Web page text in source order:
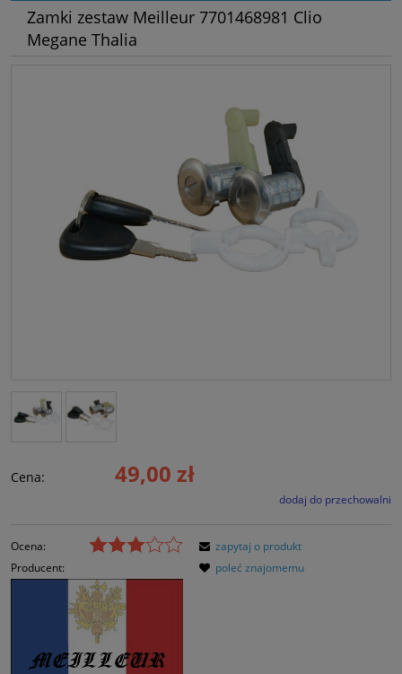
Zamki zestaw Meilleur 7701468981 Clio
Megane Thalia
Cena: 49,00 zł
dodaj do przechowalni
Ocena:
Producent:
zapytaj o produkt
poleć znajomemu